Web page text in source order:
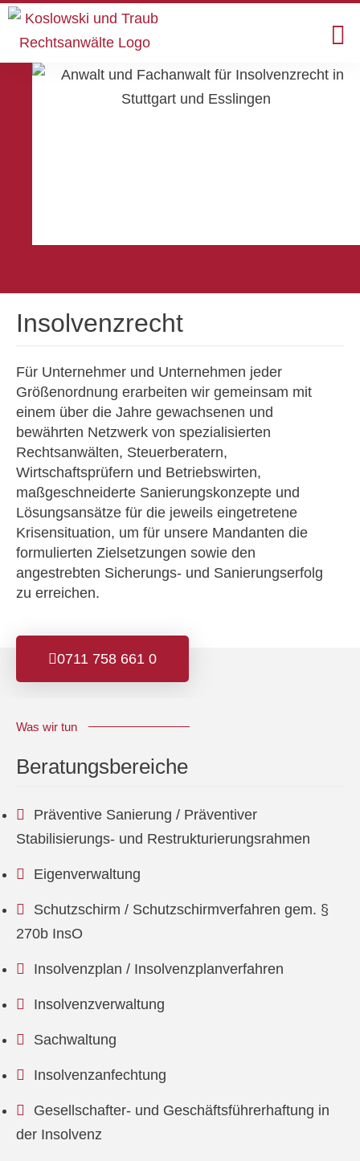
Insolvenzrecht
Für Unternehmer und Unternehmen jeder
Größenordnung erarbeiten wir gemeinsam mit
einem über die Jahre gewachsenen und
bewährten Netzwerk von spezialisierten
Rechtsanwälten, Steuerberatern,
Wirtschaftsprüfern und Betriebswirten,
maßgeschneiderte Sanierungskonzepte und
Lösungsansätze für die jeweils eingetretene
Krisensituation, um für unsere Mandanten die
formulierten Zielsetzungen sowie den
angestrebten Sicherungs- und Sanierungserfolg
zu erreichen.
0711 758 661 0
Was wir tun
Beratungsbereiche
Präventive Sanierung / Präventiver
Stabilisierungs- und Restrukturierungsrahmen
Eigenverwaltung
Schutzschirm / Schutzschirmverfahren gem. §
270b InsO
Insolvenzplan / Insolvenzplanverfahren
Insolvenzverwaltung
Sachwaltung
Insolvenzanfechtung
Gesellschafter- und Geschäftsführerhaftung in
der Insolvenz